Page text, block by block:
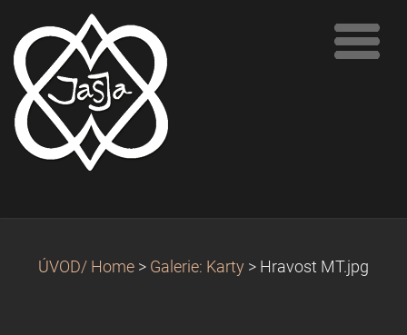
ÚVOD/ Home > Galerie: Karty > Hravost MT.jpg